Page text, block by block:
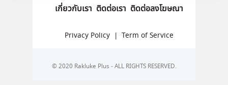
เกี่ยวกับเรา ติดต่อเรา ติดต่อลงโฆษณา
Privacy Policy | Term of Service
© 2020 Rakluke Plus - ALL RIGHTS RESERVED.